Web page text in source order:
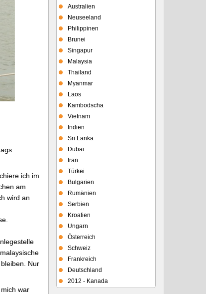
ich im
am
wird an
Nur
war
Australien
Neuseeland
Philippinen
Brunei
Singapur
Malaysia
Thailand
Myanmar
Laos
Kambodscha
Vietnam
Indien
Sri Lanka
Dubai
Iran
Türkei
Bulgarien
Rumänien
Serbien
Kroatien
Ungarn
Österreich
Schweiz
Frankreich
Deutschland
2012 - Kanada